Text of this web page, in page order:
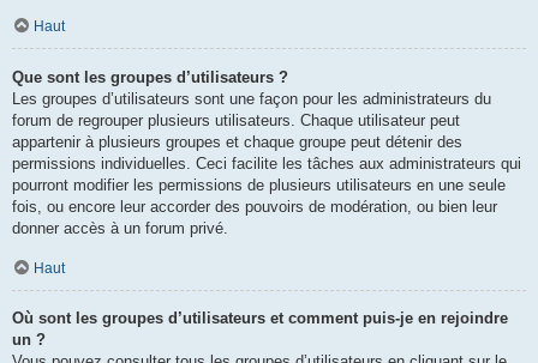
Haut
Que sont les groupes d’utilisateurs ?
Les groupes d’utilisateurs sont une façon pour les administrateurs du
forum de regrouper plusieurs utilisateurs. Chaque utilisateur peut
appartenir à plusieurs groupes et chaque groupe peut détenir des
permissions individuelles. Ceci facilite les tâches aux administrateurs qui
pourront modifier les permissions de plusieurs utilisateurs en une seule
fois, ou encore leur accorder des pouvoirs de modération, ou bien leur
donner accès à un forum privé.
Haut
Où sont les groupes d’utilisateurs et comment puis-je en rejoindre
un ?